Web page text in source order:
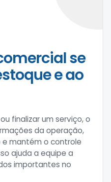
se
e ao
finalizar um serviço, o
da operação,
mantém o controle
ajuda a equipe a
importantes no